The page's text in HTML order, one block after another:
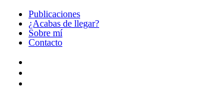
Publicaciones
¿Acabas de llegar?
Sobre mí
Contacto